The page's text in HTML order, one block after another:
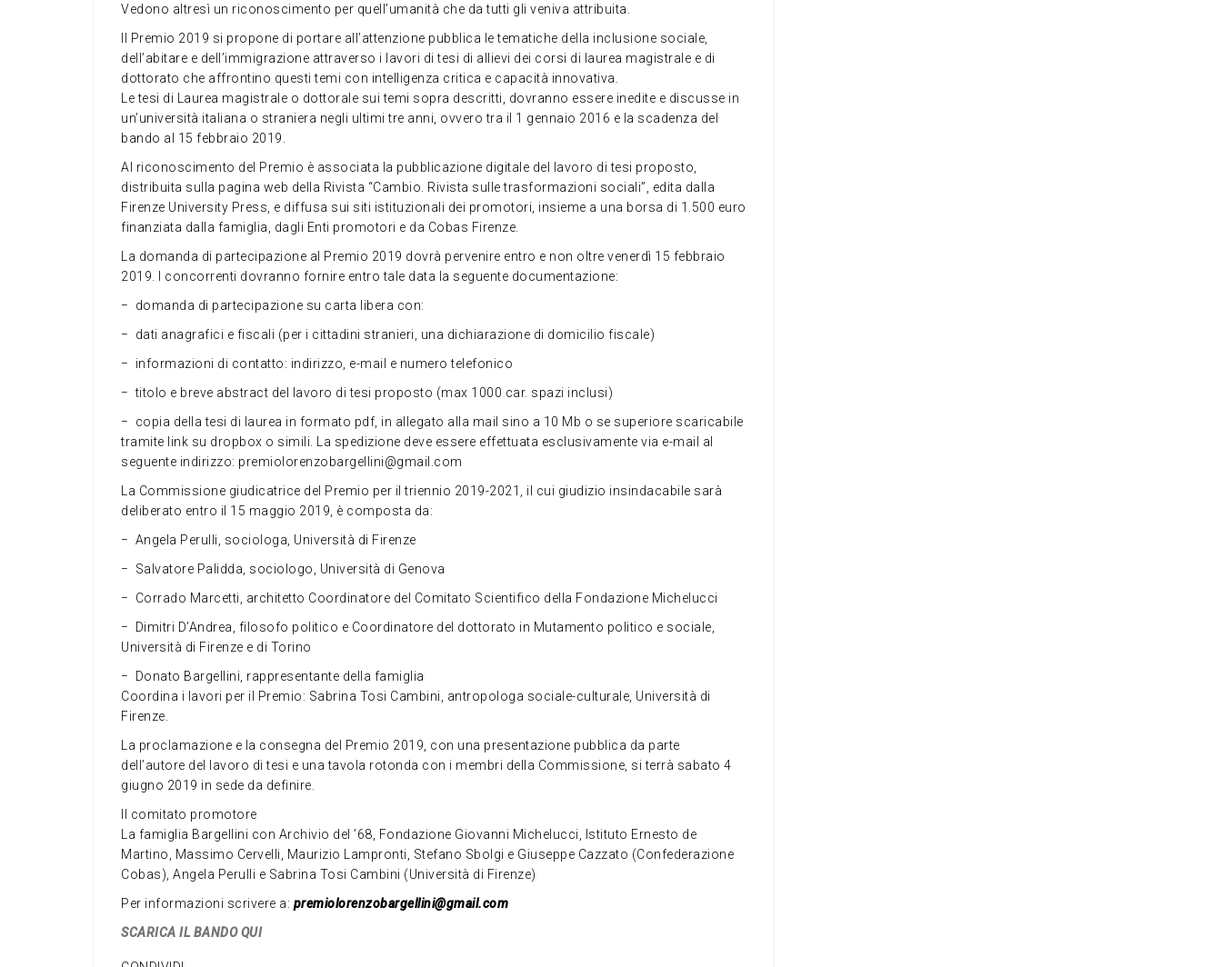
Vedono altresì un riconoscimento per quell’umanità che da tutti gli veniva attribuita.
Il Premio 2019 si propone di portare all’attenzione pubblica le tematiche della inclusione sociale,
dell’abitare e dell’immigrazione attraverso i lavori di tesi di allievi dei corsi di laurea magistrale e di
dottorato che affrontino questi temi con intelligenza critica e capacità innovativa.
Le tesi di Laurea magistrale o dottorale sui temi sopra descritti, dovranno essere inedite e discusse in
un’università italiana o straniera negli ultimi tre anni, ovvero tra il 1 gennaio 2016 e la scadenza del
bando al 15 febbraio 2019.
Al riconoscimento del Premio è associata la pubblicazione digitale del lavoro di tesi proposto,
distribuita sulla pagina web della Rivista “Cambio. Rivista sulle trasformazioni sociali”, edita dalla
Firenze University Press, e diffusa sui siti istituzionali dei promotori, insieme a una borsa di 1.500 euro
finanziata dalla famiglia, dagli Enti promotori e da Cobas Firenze.
La domanda di partecipazione al Premio 2019 dovrà pervenire entro e non oltre venerdì 15 febbraio
2019. I concorrenti dovranno fornire entro tale data la seguente documentazione:
− domanda di partecipazione su carta libera con:
− dati anagrafici e fiscali (per i cittadini stranieri, una dichiarazione di domicilio fiscale)
− informazioni di contatto: indirizzo, e-mail e numero telefonico
− titolo e breve abstract del lavoro di tesi proposto (max 1000 car. spazi inclusi)
− copia della tesi di laurea in formato pdf, in allegato alla mail sino a 10 Mb o se superiore scaricabile
tramite link su dropbox o simili. La spedizione deve essere effettuata esclusivamente via e-mail al
seguente indirizzo: premiolorenzobargellini@gmail.com
La Commissione giudicatrice del Premio per il triennio 2019-2021, il cui giudizio insindacabile sarà
deliberato entro il 15 maggio 2019, è composta da:
− Angela Perulli, sociologa, Università di Firenze
− Salvatore Palidda, sociologo, Università di Genova
− Corrado Marcetti, architetto Coordinatore del Comitato Scientifico della Fondazione Michelucci
− Dimitri D’Andrea, filosofo politico e Coordinatore del dottorato in Mutamento politico e sociale,
Università di Firenze e di Torino
− Donato Bargellini, rappresentante della famiglia
Coordina i lavori per il Premio: Sabrina Tosi Cambini, antropologa sociale-culturale, Università di
Firenze.
La proclamazione e la consegna del Premio 2019, con una presentazione pubblica da parte
dell’autore del lavoro di tesi e una tavola rotonda con i membri della Commissione, si terrà sabato 4
giugno 2019 in sede da definire.
Il comitato promotore
La famiglia Bargellini con Archivio del ’68, Fondazione Giovanni Michelucci, Istituto Ernesto de
Martino, Massimo Cervelli, Maurizio Lampronti, Stefano Sbolgi e Giuseppe Cazzato (Confederazione
Cobas), Angela Perulli e Sabrina Tosi Cambini (Università di Firenze)
Per informazioni scrivere a: premiolorenzobargellini@gmail.com
SCARICA IL BANDO QUI